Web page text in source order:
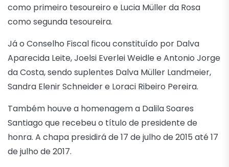
como primeiro tesoureiro e Lucia Müller da Rosa
como segunda tesoureira.
Já o Conselho Fiscal ficou constituído por Dalva
Aparecida Leite, Joelsi Everlei Weidle e Antonio Jorge
da Costa, sendo suplentes Dalva Müller Landmeier,
Sandra Elenir Schneider e Loraci Ribeiro Pereira.
Também houve a homenagem a Dalila Soares
Santiago que recebeu o título de presidente de
honra. A chapa presidirá de 17 de julho de 2015 até 17
de julho de 2017.